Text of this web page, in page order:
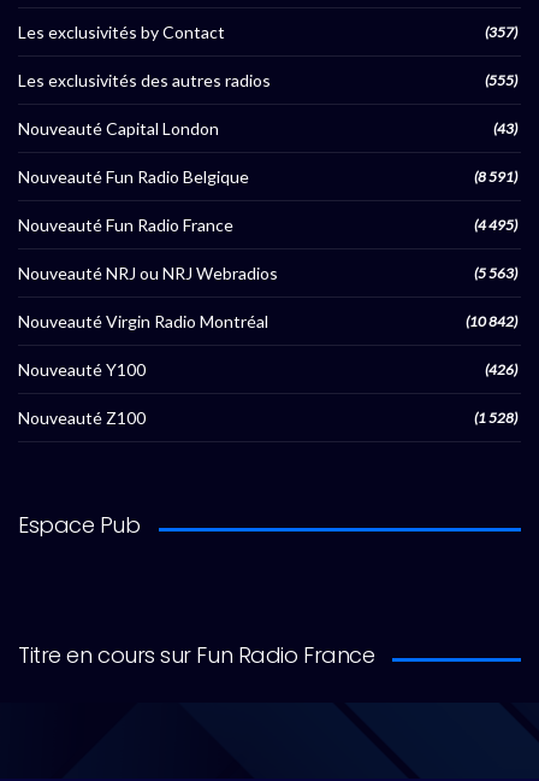
Les exclusivités by Contact (357)
Les exclusivités des autres radios (555)
Nouveauté Capital London (43)
Nouveauté Fun Radio Belgique (8 591)
Nouveauté Fun Radio France (4 495)
Nouveauté NRJ ou NRJ Webradios (5 563)
Nouveauté Virgin Radio Montréal (10 842)
Nouveauté Y100 (426)
Nouveauté Z100 (1 528)
Espace Pub
Titre en cours sur Fun Radio France